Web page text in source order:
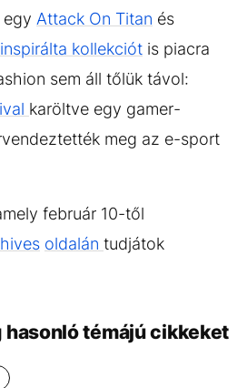
Attack On Titan és
kollekciót is piacra
sem áll tőlük távol:
karöltve egy gamer-
meg az e-sport
február 10-től
oldalán tudjátok
hasonló témájú cikkeket